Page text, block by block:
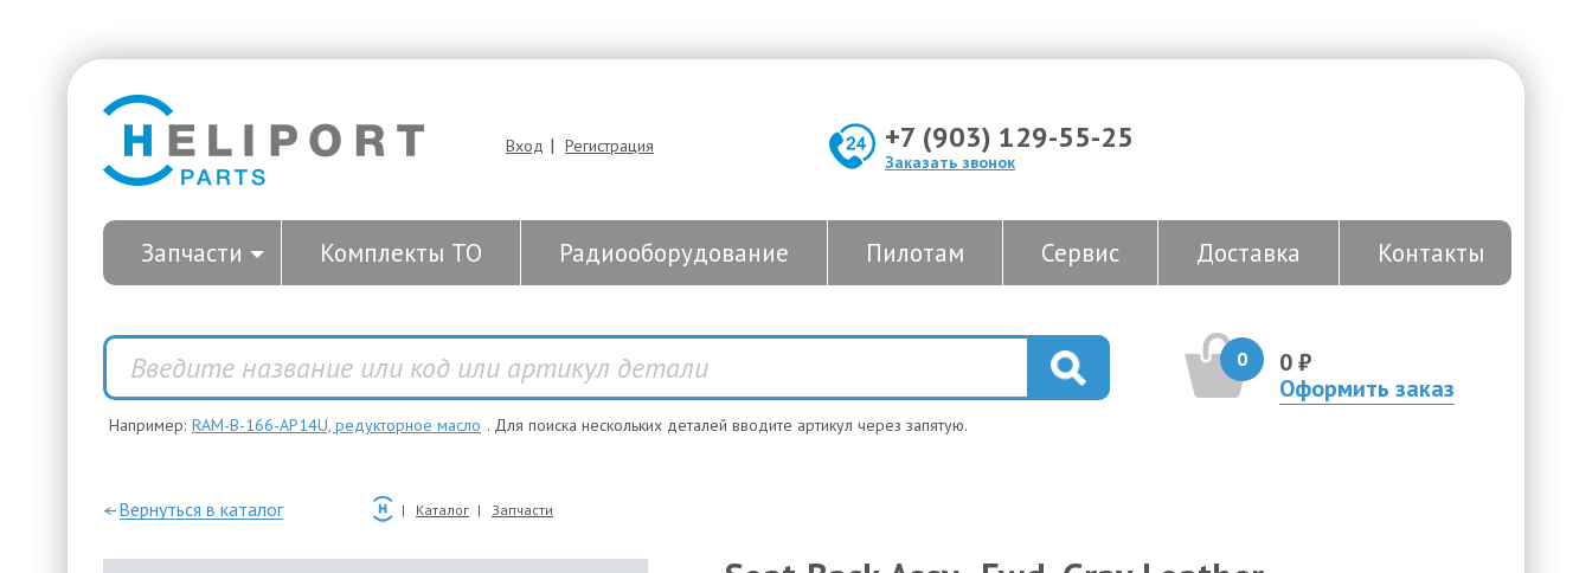
Вход | Регистрация +7 (903) 129-55-25
Заказать звонок
Запчасти Комплекты ТО Радиооборудование Пилотам Сервис Доставка Контакты
0
0 ₽
Оформить заказ
Например: RAM-B-166-AP14U, редукторное масло . Для поиска нескольких деталей вводите артикул через запятую.
—Вернуться в каталог Каталог Запчасти